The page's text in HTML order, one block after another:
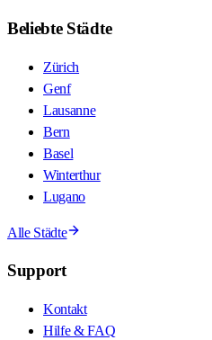
Beliebte Städte
Zürich
Genf
Lausanne
Bern
Basel
Winterthur
Lugano
Alle Städte
Support
Kontakt
Hilfe & FAQ